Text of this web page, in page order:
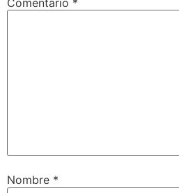
Nombre *